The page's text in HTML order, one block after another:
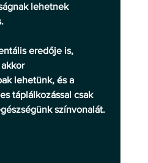
lehetnek
eredője is,
lehetünk, és a
táplálkozással csak
színvonalát.